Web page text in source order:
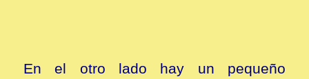
En el otro lado hay un pequeño